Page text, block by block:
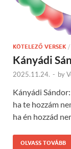
KÖTELEZŐ VERSEK /
Kányádi
2025.11.24. - by
Kányádi
ha te hozzám
ha én hozzád
OLVASS TOVÁBB